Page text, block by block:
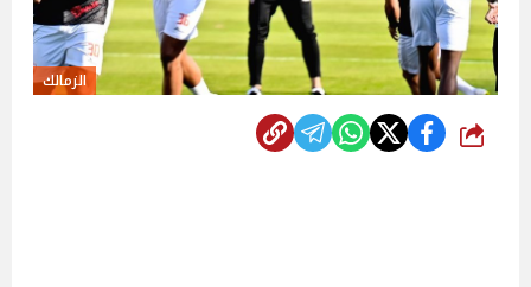
الزمالك
شارك